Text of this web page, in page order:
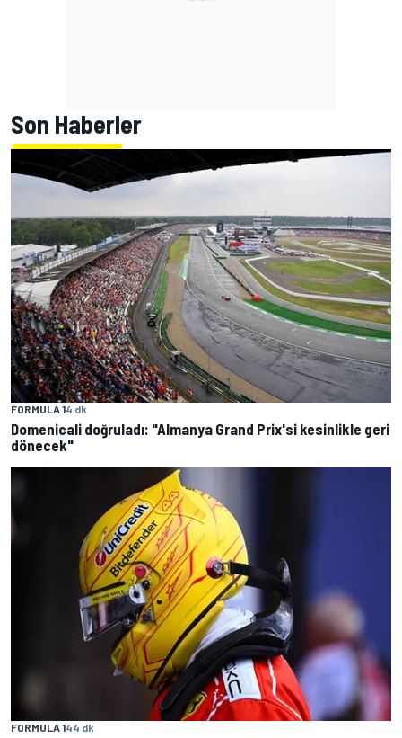
Son Haberler
FORMULA 14 dk
Domenicali doğruladı: "Almanya Grand Prix'si kesinlikle geri
dönecek"
FORMULA 144 dk